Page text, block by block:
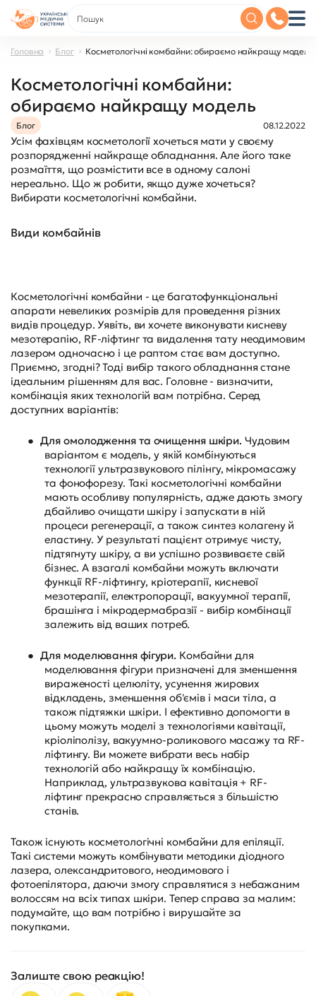
Головна Блог Косметологічні комбайни: обираємо найкращу модель
Косметологічні комбайни:
обираємо найкращу модель
Блог 08.12.2022
Усім фахівцям косметології хочеться мати у своєму
розпорядженні найкраще обладнання. Але його таке
розмаїття, що розмістити все в одному салоні
нереально. Що ж робити, якщо дуже хочеться?
Вибирати косметологічні комбайни.
Види комбайнів
Косметологічні комбайни - це багатофункціональні
апарати невеликих розмірів для проведення різних
видів процедур. Уявіть, ви хочете виконувати кисневу
мезотерапію, RF-ліфтинг та видалення тату неодимовим
лазером одночасно і це раптом стає вам доступно.
Приємно, згодні? Тоді вибір такого обладнання стане
ідеальним рішенням для вас. Головне - визначити,
комбінація яких технологій вам потрібна. Серед
доступних варіантів:
● Для омолодження та очищення шкіри. Чудовим
варіантом є модель, у якій комбінуються
технології ультразвукового пілінгу, мікромасажу
та фонофорезу. Такі косметологічні комбайни
мають особливу популярність, адже дають змогу
дбайливо очищати шкіру і запускати в ній
процеси регенерації, а також синтез колагену й
еластину. У результаті пацієнт отримує чисту,
підтягнуту шкіру, а ви успішно розвиваєте свій
бізнес. А взагалі комбайни можуть включати
функції RF-ліфтингу, кріотерапії, кисневої
мезотерапії, електропорації, вакуумної терапії,
брашінга і мікродермабразії - вибір комбінації
залежить від ваших потреб.
● Для моделювання фігури. Комбайни для
моделювання фігури призначені для зменшення
вираженості целюліту, усунення жирових
відкладень, зменшення об'ємів і маси тіла, а
також підтяжки шкіри. І ефективно допомогти в
цьому можуть моделі з технологіями кавітації,
кріоліполізу, вакуумно-роликового масажу та RF-
ліфтингу. Ви можете вибрати весь набір
технологій або найкращу їх комбінацію.
Наприклад, ультразвукова кавітація + RF-
ліфтинг прекрасно справляється з більшістю
станів.
Також існують косметологічні комбайни для епіляції.
Такі системи можуть комбінувати методики діодного
лазера, олександритового, неодимового і
фотоепілятора, даючи змогу справлятися з небажаним
волоссям на всіх типах шкіри. Тепер справа за малим:
подумайте, що вам потрібно і вирушайте за
покупками.
Залиште свою реакцію!